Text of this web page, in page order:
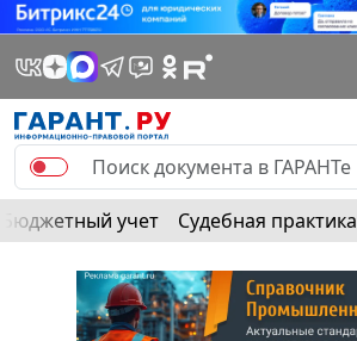
Бюджетный учет Судебная практика